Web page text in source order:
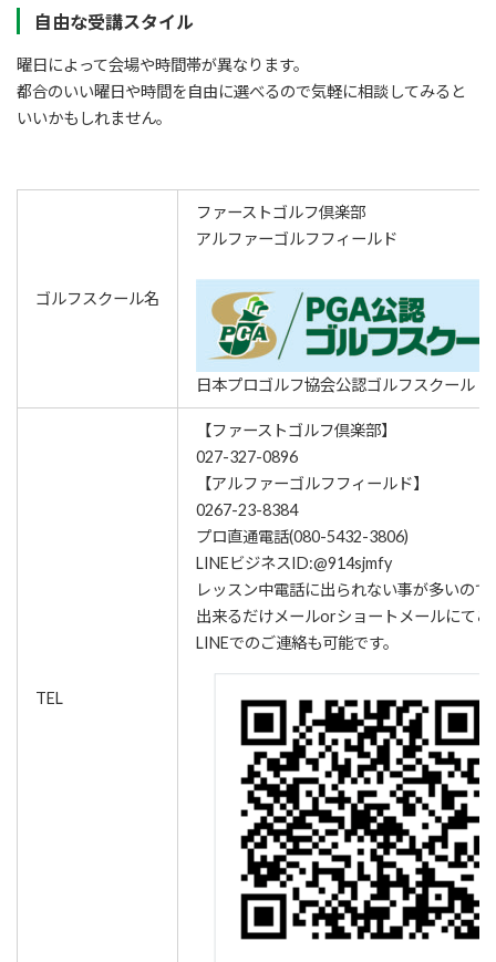
自由な受講スタイル
曜日によって会場や時間帯が異なります。
都合のいい曜日や時間を自由に選べるので気軽に相談してみると
いいかもしれません。
ゴルフスクール名
ファーストゴルフ倶楽部
アルファーゴルフフィールド
日本プロゴルフ協会公認ゴルフスクール
TEL
【ファーストゴルフ倶楽部】
027-327-0896
【アルファーゴルフフィールド】
0267-23-8384
プロ直通電話(080-5432-3806)
LINEビジネスID:@914sjmfy
レッスン中電話に出られない事が多いので
出来るだけメールorショートメールにて
LINEでのご連絡も可能です。